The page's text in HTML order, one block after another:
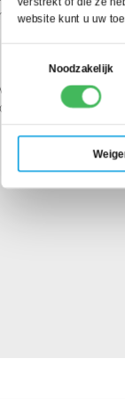
website kunt u uw
Noodzakelijk
van zijn familie
legt hij de basis
naar
bedrijf een